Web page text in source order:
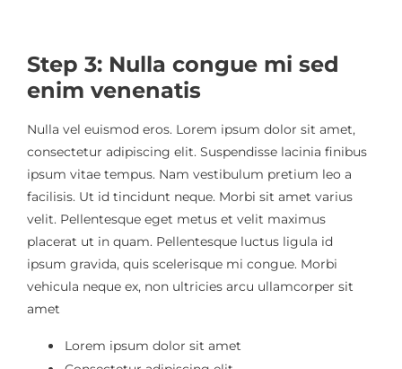
Step 3: Nulla congue mi sed
enim venenatis
Nulla vel euismod eros. Lorem ipsum dolor sit amet,
consectetur adipiscing elit. Suspendisse lacinia finibus
ipsum vitae tempus. Nam vestibulum pretium leo a
facilisis. Ut id tincidunt neque. Morbi sit amet varius
velit. Pellentesque eget metus et velit maximus
placerat ut in quam. Pellentesque luctus ligula id
ipsum gravida, quis scelerisque mi congue. Morbi
vehicula neque ex, non ultricies arcu ullamcorper sit
amet
Lorem ipsum dolor sit amet